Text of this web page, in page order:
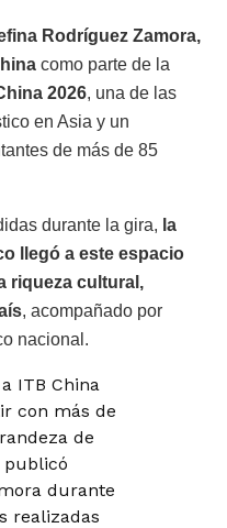
Rodríguez Zamora,
como parte de la
2026, una de las
en Asia y un
de más de 85
durante la gira, la
llegó a este espacio
riqueza cultural,
, acompañado por
nacional.
ITB China
con más de
de
publicó
durante
realizadas